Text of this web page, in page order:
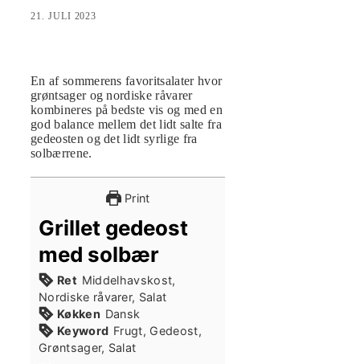
21. JULI 2023
En af sommerens favoritsalater hvor
grøntsager og nordiske råvarer
kombineres på bedste vis og med en
god balance mellem det lidt salte fra
gedeosten og det lidt syrlige fra
solbærrene.
Print
Grillet gedeost
med solbær
Ret Middelhavskost,
Nordiske råvarer, Salat
Køkken Dansk
Keyword Frugt, Gedeost,
Grøntsager, Salat